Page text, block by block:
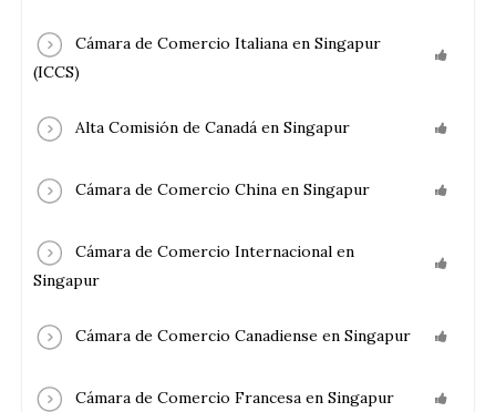
Cámara de Comercio Italiana en Singapur
(ICCS)
Alta Comisión de Canadá en Singapur
Cámara de Comercio China en Singapur
Cámara de Comercio Internacional en
Singapur
Cámara de Comercio Canadiense en Singapur
Cámara de Comercio Francesa en Singapur